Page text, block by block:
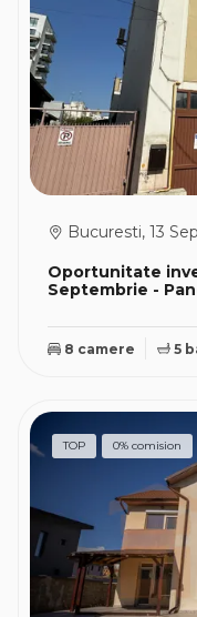
Oportunitate
Septembrie -
Bucuresti, 13
8 camere 5
TOP 0% comision